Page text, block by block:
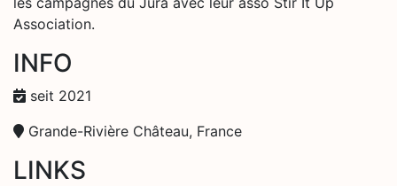
Association.
INFO
seit 2021
Grande-Rivière Château, France
LINKS